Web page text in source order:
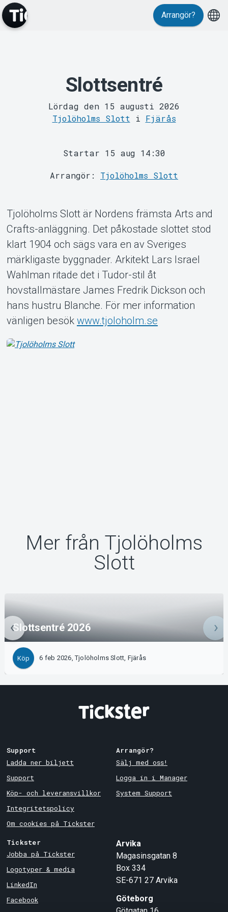
MyTickster
Om Tickster
Arrangör?
Slottsentré
Lördag den 15 augusti 2026
Tjolöholms Slott i Fjärås
Startar 15 aug 14:30
Arrangör: Tjolöholms Slott
Tjolöholms Slott är Nordens främsta Arts and
Crafts-anläggning. Det påkostade slottet stod
klart 1904 och sägs vara en av Sveriges
märkligaste byggnader. Arkitekt Lars Israel
Wahlman ritade det i Tudor-stil åt
hovstallmästare James Fredrik Dickson och
hans hustru Blanche. För mer information
vänligen besök www.tjoloholm.se
Mer från Tjolöholms
Slott
Slottsentré 2026
Köp 6 feb 2026, Tjolöholms Slott, Fjärås
Support
Ladda ner biljett
Support
Köp- och leveransvillkor
Integritetspolicy
Om cookies på Tickster
Arrangör?
Sälj med oss!
Logga in i Manager
System Support
Tickster
Jobba på Tickster
Logotyper & media
LinkedIn
Facebook
Arvika
Magasinsgatan 8
Box 334
SE-671 27 Arvika
Göteborg